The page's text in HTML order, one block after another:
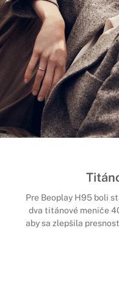
Pre Beoplay H95 boli
dva titánové meniče
aby sa zlepšila